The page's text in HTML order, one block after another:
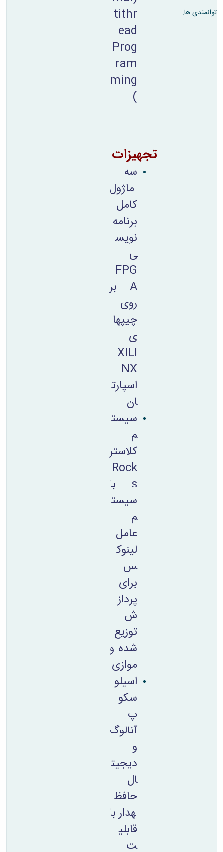
توانمندی ها:
tithr
ead
Prog
ram
ming
)
تجهیزات
سه
ماژول
کامل
برنامه
نویس
ی
FPG
A بر
روی
چیپها
ی
XILI
اسپارت
ان
سیست
م
کلاستر
Rock
s با
سیست
م
عامل
لینوک
س
برای
پرداز
ش
توزیع
شده و
موازی
اسیلو
سکو
پ
آنالوگ
و
دیجیت
ال
حافظ
ه­دار با
قابلی
ت